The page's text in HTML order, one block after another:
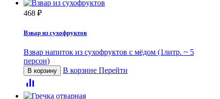
468 ₽
Взвар из сухофруктов
Взвар напиток из сухофруктов с мёдом (1литр. ~ 5
персон)
В корзину В корзине Перейти